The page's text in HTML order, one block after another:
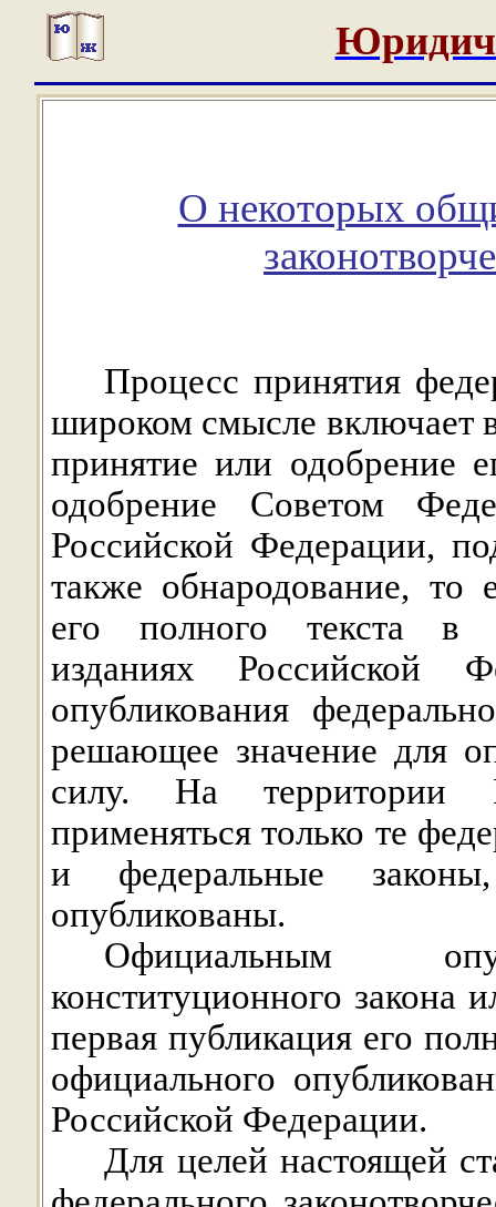
О некоторых
Процесс принятия
широком смысле включает
принятие или одобрение
одобрение Советом
Российской Федерации,
также обнародование, то
его полного текста в
изданиях Российской
опубликования
решающее значение для
силу. На территории
применяться только те
и федеральные
опубликованы.
Официальным
конституционного закона
первая публикация его
официального
Российской Федерации.
Для целей настоящей